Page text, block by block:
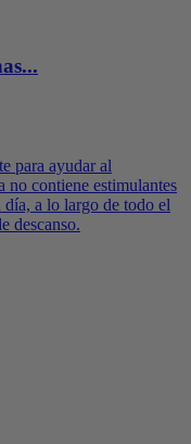
para ayudar al
no contiene estimulantes
día, a lo largo de todo el
descanso.